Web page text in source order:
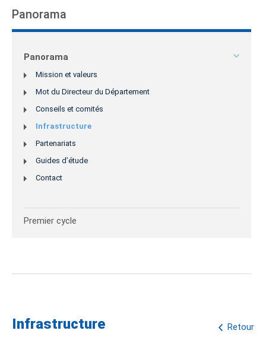
Panorama
Panorama
Mission et valeurs
Mot du Directeur du Département
Conseils et comités
Infrastructure
Partenariats
Guides d’étude
Contact
Premier cycle
Retour
Infrastructure